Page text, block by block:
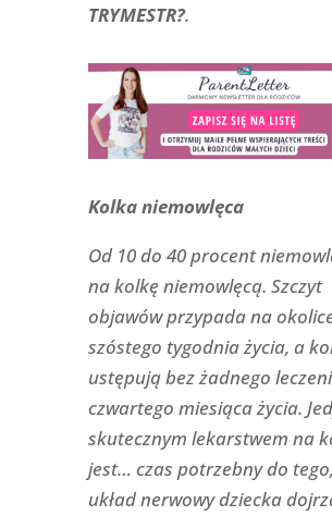
TRYMESTR?.
Kolka niemowlęca
Od 10 do 40 procent
na kolkę niemowlęcą. Szczyt
objawów przypada na
szóstego tygodnia życia, a
ustępują bez żadnego
czwartego miesiąca życia.
skutecznym lekarstwem na
jest… czas potrzebny do
układ nerwowy dziecka